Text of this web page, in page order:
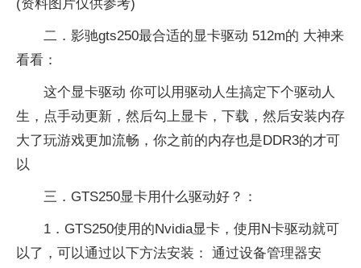
(资料图片仅供参考)
二．影驰gts250最合适的显卡驱动 512m的 大神来
看看：
这个显卡驱动 你可以用驱动人生搞定下个驱动人
生，点手动更新，然后勾上显卡，下载，然后安装内存
大了玩游戏更加流畅，你之前的内存也是DDR3的才可
以
三．GTS250显卡用什么驱动好？：
1．GTS250使用的Nvidia显卡，使用N卡驱动就可
以了，可以通过以下方法安装： 通过设备管理器安